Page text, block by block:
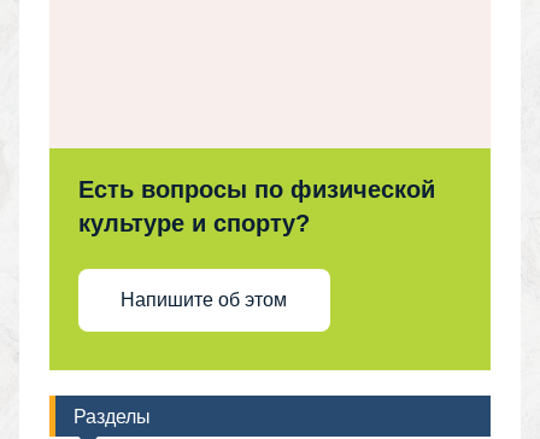
Есть вопросы по физической
культуре и спорту?
Напишите об этом
Разделы